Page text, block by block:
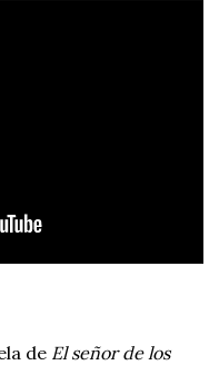
de El señor de los